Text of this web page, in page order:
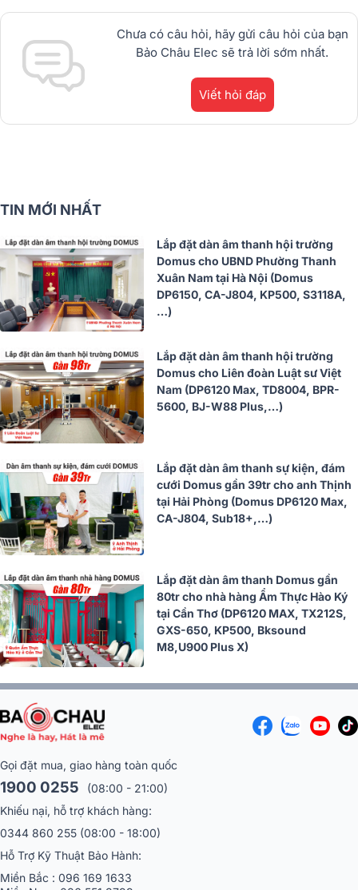
Chưa có câu hỏi, hãy gửi câu hỏi của bạn
Bảo Châu Elec sẽ trả lời sớm nhất.
Viết hỏi đáp
TIN MỚI NHẤT
Lắp đặt dàn âm thanh hội trường
Domus cho UBND Phường Thanh
Xuân Nam tại Hà Nội (Domus
DP6150, CA-J804, KP500, S3118A,
…)
Lắp đặt dàn âm thanh hội trường
Domus cho Liên đoàn Luật sư Việt
Nam (DP6120 Max, TD8004, BPR-
5600, BJ-W88 Plus,…)
Lắp đặt dàn âm thanh sự kiện, đám
cưới Domus gần 39tr cho anh Thịnh
tại Hải Phòng (Domus DP6120 Max,
CA-J804, Sub18+,…)
Lắp đặt dàn âm thanh Domus gần
80tr cho nhà hàng Ẩm Thực Hào Ký
tại Cần Thơ (DP6120 MAX, TX212S,
GXS-650, KP500, Bksound
M8,U900 Plus X)
Gọi đặt mua, giao hàng toàn quốc
1900 0255
(08:00 - 21:00)
Khiếu nại, hỗ trợ khách hàng:
0344 860 255 (08:00 - 18:00)
Hỗ Trợ Kỹ Thuật Bảo Hành:
Miền Bắc : 096 169 1633